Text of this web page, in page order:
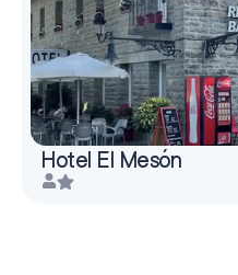
Hotel El Mesón